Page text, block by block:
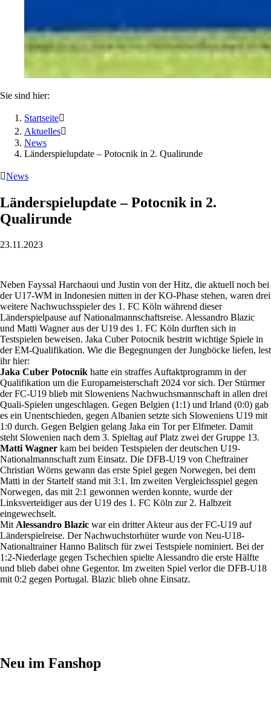
Sie sind hier:
Startseite
Aktuelles
News
Länderspielupdate – Potocnik in 2. Qualirunde
News
Länderspielupdate – Potocnik in 2.
Qualirunde
23.11.2023
Neben Fayssal Harchaoui und Justin von der Hitz, die aktuell noch bei
der U17-WM in Indonesien mitten in der KO-Phase stehen, waren drei
weitere Nachwuchsspieler des 1. FC Köln während dieser
Länderspielpause auf Nationalmannschaftsreise. Alessandro Blazic
und Matti Wagner aus der U19 des 1. FC Köln durften sich in
Testspielen beweisen. Jaka Cuber Potocnik bestritt wichtige Spiele in
der EM-Qualifikation. Wie die Begegnungen der Jungböcke liefen, lest
ihr hier:
Jaka Cuber Potocnik hatte ein straffes Auftaktprogramm in der
Qualifikation um die Europameisterschaft 2024 vor sich. Der Stürmer
der FC-U19 blieb mit Sloweniens Nachwuchsmannschaft in allen drei
Quali-Spielen ungeschlagen. Gegen Belgien (1:1) und Irland (0:0) gab
es ein Unentschieden, gegen Albanien setzte sich Sloweniens U19 mit
1:0 durch. Gegen Belgien gelang Jaka ein Tor per Elfmeter. Damit
steht Slowenien nach dem 3. Spieltag auf Platz zwei der Gruppe 13.
Matti Wagner kam bei beiden Testspielen der deutschen U19-
Nationalmannschaft zum Einsatz. Die DFB-U19 von Cheftrainer
Christian Wörns gewann das erste Spiel gegen Norwegen, bei dem
Matti in der Startelf stand mit 3:1. Im zweiten Vergleichsspiel gegen
Norwegen, das mit 2:1 gewonnen werden konnte, wurde der
Linksverteidiger aus der U19 des 1. FC Köln zur 2. Halbzeit
eingewechselt.
Mit Alessandro Blazic war ein dritter Akteur aus der FC-U19 auf
Länderspielreise. Der Nachwuchstorhüter wurde von Neu-U18-
Nationaltrainer Hanno Balitsch für zwei Testspiele nominiert. Bei der
1:2-Niederlage gegen Tschechien spielte Alessandro die erste Hälfte
und blieb dabei ohne Gegentor. Im zweiten Spiel verlor die DFB-U18
mit 0:2 gegen Portugal. Blazic blieb ohne Einsatz.
Neu im Fanshop